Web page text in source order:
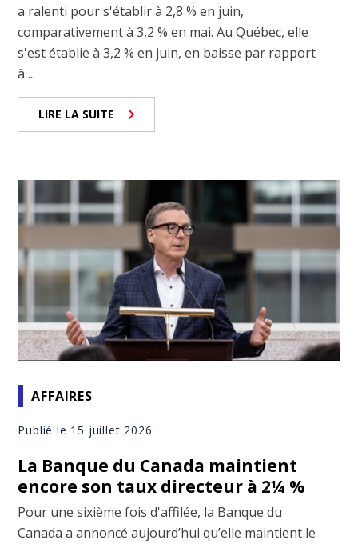
a ralenti pour s'établir à 2,8 % en juin,
comparativement à 3,2 % en mai. Au Québec, elle
s'est établie à 3,2 % en juin, en baisse par rapport
à ...
LIRE LA SUITE
AFFAIRES
Publié le 15 juillet 2026
La Banque du Canada maintient
encore son taux directeur à 2¼ %
Pour une sixième fois d'affilée, la Banque du
Canada a annoncé aujourd’hui qu’elle maintient le